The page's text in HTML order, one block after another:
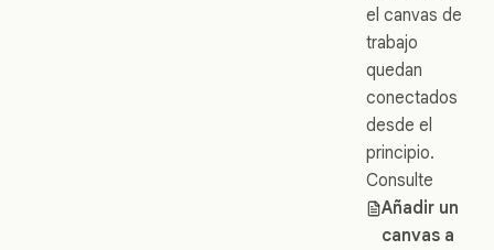
el canvas de
trabajo
quedan
conectados
desde el
principio.
Consulte
Añadir un
canvas a